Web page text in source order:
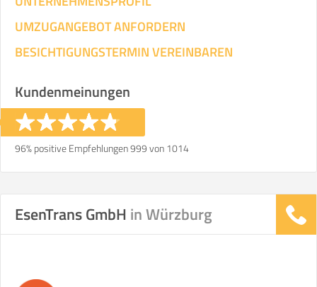
UMZUGANGEBOT ANFORDERN
BESICHTIGUNGSTERMIN VEREINBAREN
Kundenmeinungen
96% positive Empfehlungen 999 von 1014
EsenTrans GmbH in Würzburg